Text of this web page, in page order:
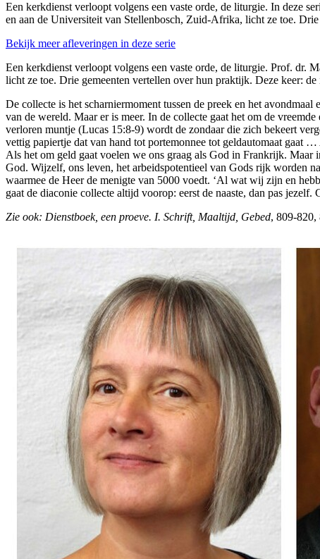
Een kerkdienst verloopt volgens een vaste orde, de liturgie. In deze
en aan de Universiteit van Stellenbosch, Zuid-Afrika, licht ze toe.
Bekijk meer afleveringen in deze serie
Een kerkdienst verloopt volgens een vaste orde, de liturgie. Prof. dr.
licht ze toe. Drie gemeenten vertellen over hun praktijk. Deze keer:
De collecte is het scharniermoment tussen de preek en het
van de wereld. Maar er is meer. In de collecte gaat het om de
verloren muntje (Lucas 15:8-9) wordt de zondaar die zich bekeert
vettig papiertje dat van hand tot portemonnee tot geldautomaat gaat
Als het om geld gaat voelen we ons graag als God in Frankrijk.
God. Wijzelf, ons leven, het arbeidspotentieel van Gods rijk worden
waarmee de Heer de menigte van 5000 voedt. ‘Al wat wij zijn en
gaat de diaconie collecte altijd voorop: eerst de naaste, dan pas
Zie ook: Dienstboek, een proeve. I. Schrift, Maaltijd, Gebed, 809-820,